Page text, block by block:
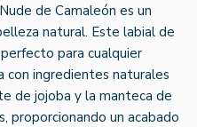
de Camaleón es un
natural. Este labial de
para cualquier
con ingredientes naturales
de jojoba y la manteca de
proporcionando un acabado